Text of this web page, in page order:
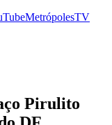
MetrópolesTV
Pirulito